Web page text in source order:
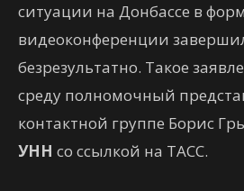
ситуации на Донбассе в
видеоконференции
безрезультатно. Такое
среду полномочный
контактной группе Борис
УНН со ссылкой на ТАСС.